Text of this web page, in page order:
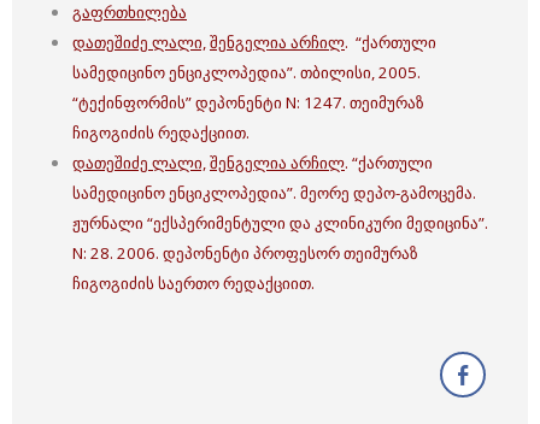
გაფრთხილება
დათეშიძე ლალი,შენგელია არჩილ. “ქართული
სამედიცინო ენციკლოპედია”. თბილისი, 2005.
“ტექინფორმის” დეპონენტი N: 1247. თეიმურაზ
ჩიგოგიძის რედაქციით.
დათეშიძე ლალი,შენგელია არჩილ. “ქართული
სამედიცინო ენციკლოპედია”. მეორე დეპო-გამოცემა.
ჟურნალი “ექსპერიმენტული და კლინიკური მედიცინა”.
N: 28. 2006. დეპონენტი პროფესორ თეიმურაზ
ჩიგოგიძის საერთო რედაქციით.